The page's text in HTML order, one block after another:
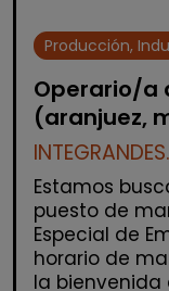
Producción,
Operario/a
(aranjuez,
Estamos
puesto de
Especial de
horario de
la bienvenida